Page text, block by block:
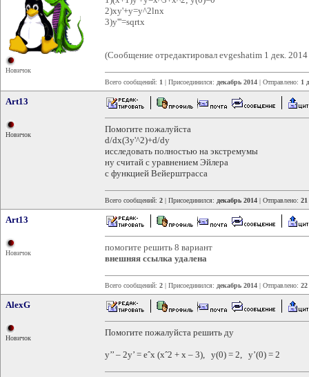
Новичок
2)xy'+y=y^2lnx
3)y'''=sqrtx
(Сообщение отредактировал evgeshatim 1 дек.
Всего сообщений: 1 | Присоединился: декабрь 2014 | Отправлено: 1
Art13
Новичок
Помогите пожалуйста
d/dx(3y'^2)+d/dy
исследовать полностью на экстремумы
ну считай с уравнением Эйлера
с функцией Вейерштрасса
Всего сообщений: 2 | Присоединился: декабрь 2014 | Отправлено: 21
Art13
Новичок
помогите решить 8 вариант
внешняя ссылка удалена
Всего сообщений: 2 | Присоединился: декабрь 2014 | Отправлено: 22
AlexG
Новичок
Помогите пожалуйста решить ду
y’’ – 2y’ = eˆx (xˆ2 + x – 3), y(0) = 2, y’(0) = 2